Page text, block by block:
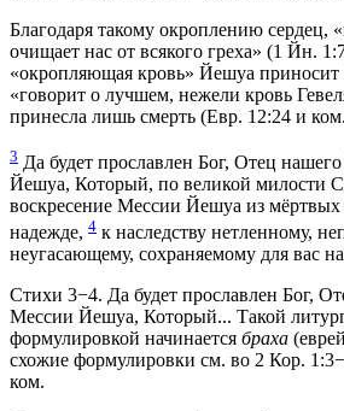
Благодаря такому окроплению сердец,
очищает нас от всякого греха» (1 Йн.
«окропляющая кровь» Йешуа
«говорит о лучшем, нежели кровь
принесла лишь смерть (Евр. 12:24 и
3 Да будет прославлен Бог, Отец
Йешуа, Который, по великой милости
воскресение Мессии Йешуа из
надежде, 4 к наследству нетленному,
неугасающему, сохраняемому для вас
Стихи 3−4. Да будет прославлен Бог,
Мессии Йешуа, Который... Такой
формулировкой начинается браха
схожие формулировки см. во 2 Кор.
ком.